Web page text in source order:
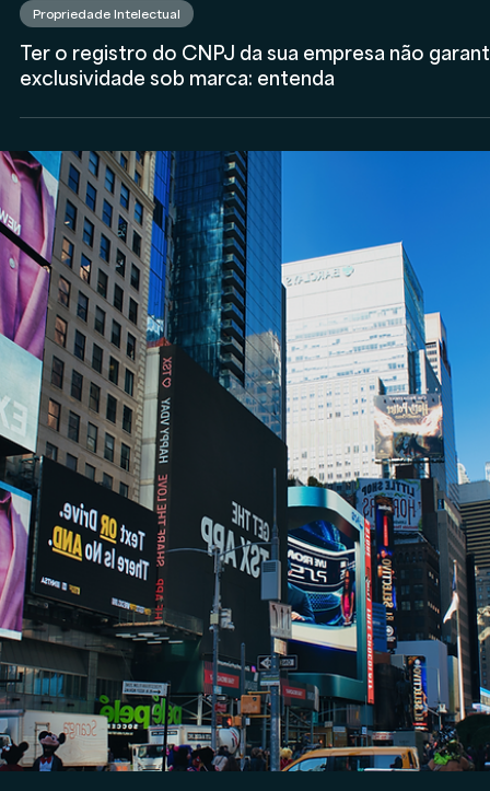
Veritas LTDA
16 de dez. de 2024
Propriedade Intelectual
Ter o registro do CNPJ da sua empresa não
exclusividade sob marca: entenda